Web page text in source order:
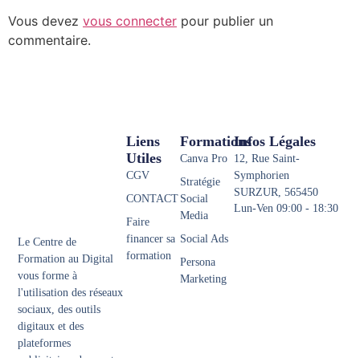
Vous devez vous connecter pour publier un
commentaire.
Le Centre de
Formation au Digital
vous forme à
l'utilisation des réseaux
sociaux, des outils
digitaux et des
plateformes
Formations
Canva Pro
Stratégie
Social
Media
Social Ads
Persona
Marketing
Liens
Utiles
CGV
CONTACT
Faire
financer sa
formation
Infos Légales
12, Rue Saint-
Symphorien
SURZUR, 565450
Lun-Ven 09:00 - 18:30